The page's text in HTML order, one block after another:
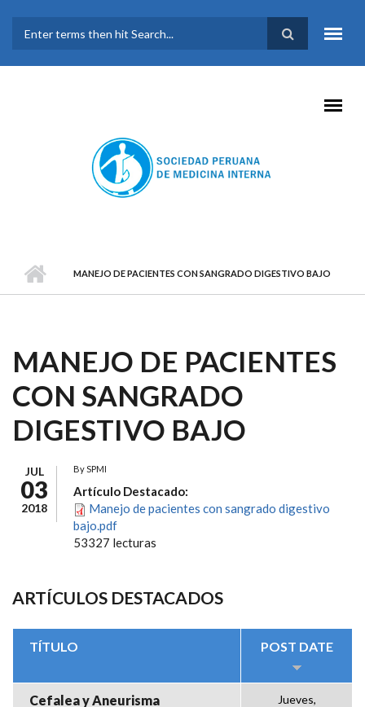
FORMULARIO DE
BÚSQUEDA
MANEJO DE PACIENTES CON SANGRADO DIGESTIVO BAJO
MANEJO DE PACIENTES
CON SANGRADO
DIGESTIVO BAJO
JUL
03
2018
BySPMI
Artículo Destacado:
Manejo de pacientes con sangrado digestivo
bajo.pdf
53327 lecturas
ARTÍCULOS DESTACADOS
TÍTULO POST DATE
Cefalea y Aneurisma
Jueves,